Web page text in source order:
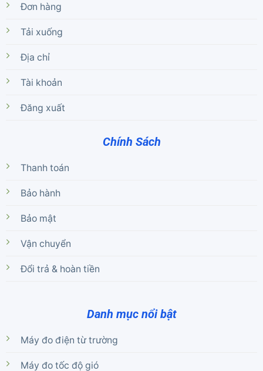
Đơn hàng
Tải xuống
Địa chỉ
Tài khoản
Đăng xuất
Chính Sách
Thanh toán
Bảo hành
Bảo mật
Vận chuyển
Đổi trả & hoàn tiền
Danh mục nổi bật
Máy đo điện từ trường
Máy đo tốc độ gió